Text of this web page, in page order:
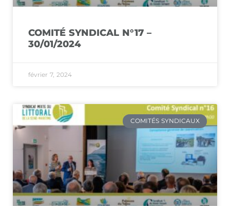
COMITÉ SYNDICAL N°17 –
30/01/2024
février 7, 2024
COMITÉS SYNDICAUX